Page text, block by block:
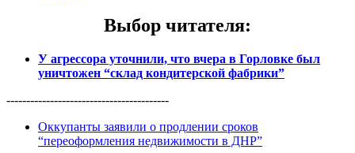
Выбор читателя:
У агрессора уточнили, что вчера в Горловке был
уничтожен “склад кондитерской фабрики”
-----------------------------------------
Оккупанты заявили о продлении сроков
“переоформления недвижимости в ДНР”